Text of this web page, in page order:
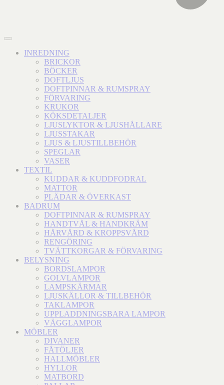
INREDNING
BRICKOR
BÖCKER
DOFTLJUS
DOFTPINNAR & RUMSPRAY
FÖRVARING
KRUKOR
KÖKSDETALJER
LJUSLYKTOR & LJUSHÅLLARE
LJUSSTAKAR
LJUS & LJUSTILLBEHÖR
SPEGLAR
VASER
TEXTIL
KUDDAR & KUDDFODRAL
MATTOR
PLÄDAR & ÖVERKAST
BADRUM
DOFTPINNAR & RUMSPRAY
HANDTVÅL & HANDKRÄM
HÅRVÅRD & KROPPSVÅRD
RENGÖRING
TVÄTTKORGAR & FÖRVARING
BELYSNING
BORDSLAMPOR
GOLVLAMPOR
LAMPSKÄRMAR
LJUSKÄLLOR & TILLBEHÖR
TAKLAMPOR
UPPLADDNINGSBARA LAMPOR
VÄGGLAMPOR
MÖBLER
DIVANER
FÅTÖLJER
HALLMÖBLER
HYLLOR
MATBORD